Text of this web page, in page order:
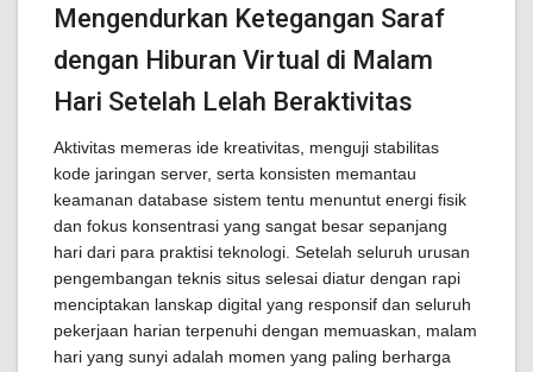
Mengendurkan Ketegangan Saraf
dengan Hiburan Virtual di Malam
Hari Setelah Lelah Beraktivitas
Aktivitas memeras ide kreativitas, menguji stabilitas
kode jaringan server, serta konsisten memantau
keamanan database sistem tentu menuntut energi fisik
dan fokus konsentrasi yang sangat besar sepanjang
hari dari para praktisi teknologi. Setelah seluruh urusan
pengembangan teknis situs selesai diatur dengan rapi
menciptakan lanskap digital yang responsif dan seluruh
pekerjaan harian terpenuhi dengan memuaskan, malam
hari yang sunyi adalah momen yang paling berharga